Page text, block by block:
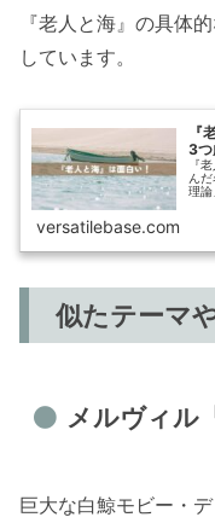
『老人と海』の具体
しています。
『
3つ
『
ん
理論
versatilebase.com
似たテーマ
メルヴィル
巨大な白鯨モビー・